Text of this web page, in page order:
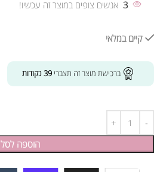
3 אנשים צופים במוצר זה עכשיו!
קיים במלאי
ברכישת מוצר זה תצברי 39 נקודות
הוספה לסל